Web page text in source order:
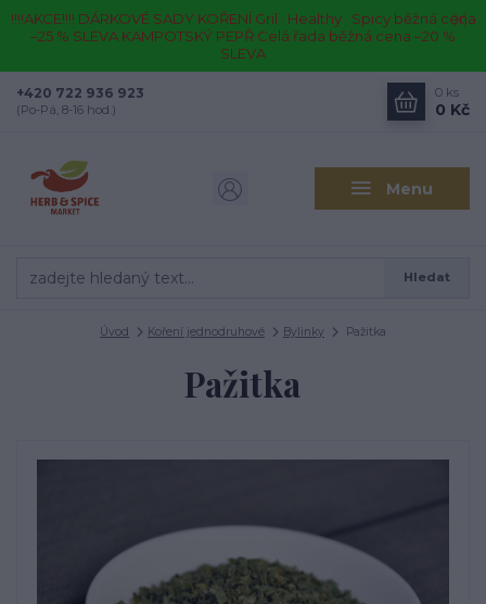
!!!!AKCE!!!! DÁRKOVÉ SADY KOŘENÍ Gril · Healthy · Spicy běžná cena
–25 % SLEVA KAMPOTSKÝ PEPŘ Celá řada běžná cena –20 %
SLEVA
Menu
Hledat
+420 722 936 923
(Po-Pá, 8-16 hod.)
0 ks
0 Kč
Úvod Koření jednodruhové Bylinky Pažitka
Pažitka